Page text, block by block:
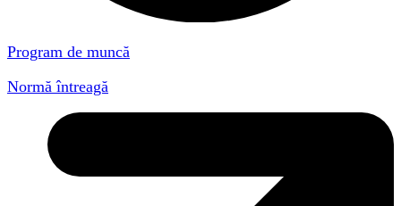
Program de muncă
Normă întreagă